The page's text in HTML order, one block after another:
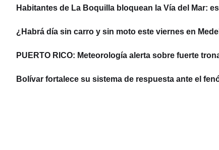
Habitantes de La Boquilla bloquean la Vía del Mar:
¿Habrá día sin carro y sin moto este viernes en
PUERTO RICO: Meteorología alerta sobre fuerte
Bolívar fortalece su sistema de respuesta ante el